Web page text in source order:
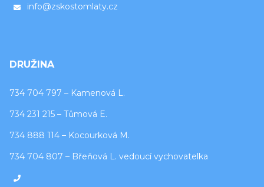
info@zskostomlaty.cz
DRUŽINA
734 704 797 – Kamenová L.
734 231 215 – Tůmová E.
734 888 114 – Kocourková M.
734 704 807 – Břeňová L. vedoucí vychovatelka